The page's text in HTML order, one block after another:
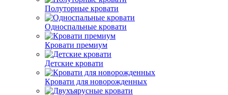
Полуторные кровати
Односпальные кровати
Кровати премиум
Детские кровати
Кровати для новорожденных